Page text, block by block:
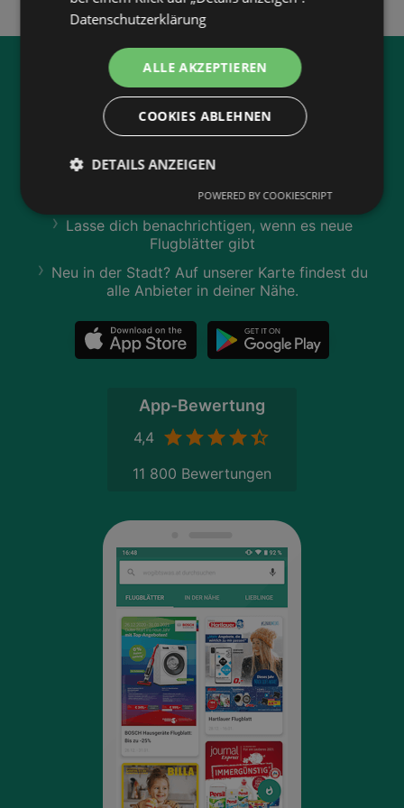
Jetzt unserewogibtswas.at
App runterladen:
und Flugblättern
Plane deinen Einkauf mit unserem Merkzettel
Lasse dich benachrichtigen, wenn es neue
Flugblätter gibt
Neu in der Stadt? Auf unserer Karte findest du
alle Anbieter in deiner Nähe.
App-Bewertung
4,4
11 800 Bewertungen
Datenschutzerklärung
ALLE AKZEPTIEREN
COOKIES ABLEHNEN
DETAILS ANZEIGEN
POWERED BY COOKIESCRIPT